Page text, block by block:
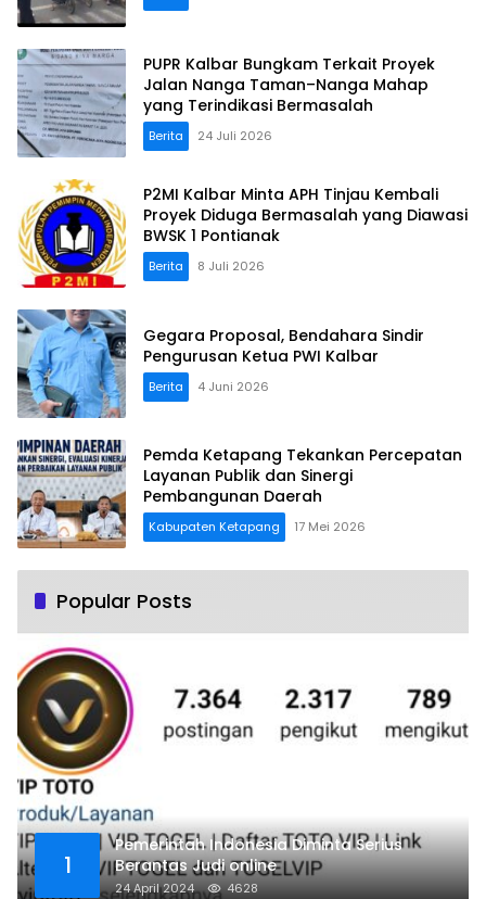
PUPR Kalbar Bungkam Terkait Proyek
Jalan Nanga Taman–Nanga Mahap
yang Terindikasi Bermasalah
Berita 24 Juli 2026
P2MI Kalbar Minta APH Tinjau Kembali
Proyek Diduga Bermasalah yang Diawasi
BWSK 1 Pontianak
Berita 8 Juli 2026
Gegara Proposal, Bendahara Sindir
Pengurusan Ketua PWI Kalbar
Berita 4 Juni 2026
Pemda Ketapang Tekankan Percepatan
Layanan Publik dan Sinergi
Pembangunan Daerah
Kabupaten Ketapang 17 Mei 2026
Popular Posts
1
Pemerintah Indonesia Diminta Serius
Berantas Judi online
24 April 2024 4628